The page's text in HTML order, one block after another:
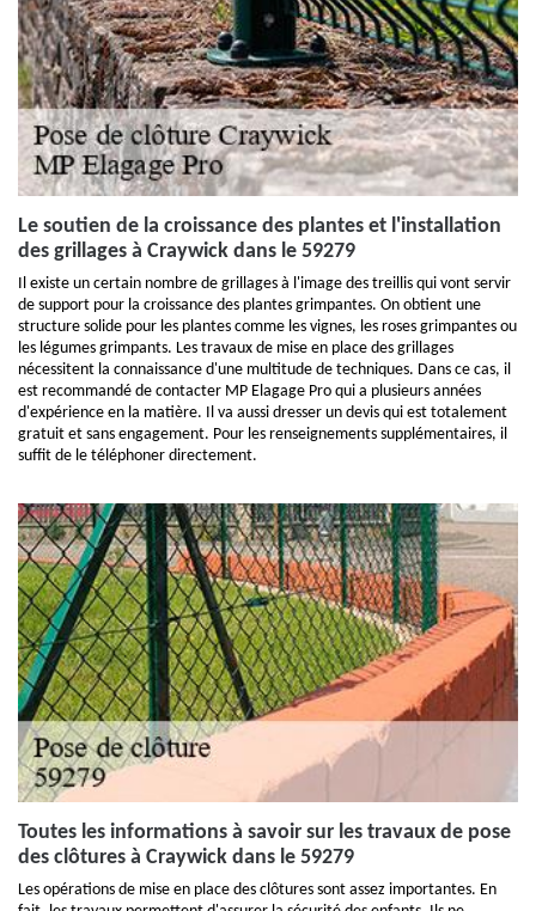
Le soutien de la croissance des plantes et l'installation
des grillages à Craywick dans le 59279
Il existe un certain nombre de grillages à l'image des treillis qui vont servir
de support pour la croissance des plantes grimpantes. On obtient une
structure solide pour les plantes comme les vignes, les roses grimpantes ou
les légumes grimpants. Les travaux de mise en place des grillages
nécessitent la connaissance d'une multitude de techniques. Dans ce cas, il
est recommandé de contacter MP Elagage Pro qui a plusieurs années
d'expérience en la matière. Il va aussi dresser un devis qui est totalement
gratuit et sans engagement. Pour les renseignements supplémentaires, il
suffit de le téléphoner directement.
Toutes les informations à savoir sur les travaux de pose
des clôtures à Craywick dans le 59279
Les opérations de mise en place des clôtures sont assez importantes. En